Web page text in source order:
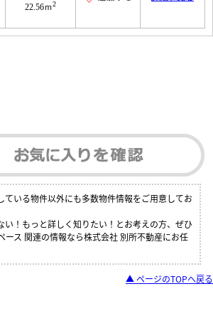
22.56ｍ2
いる物件以外にも多数物件情報をご用意してお
！もっと詳しく知りたい！とお考えの方、ぜひ
ス 関連の情報なら株式会社 別所不動産にお任
▲ ページのTOPへ戻る